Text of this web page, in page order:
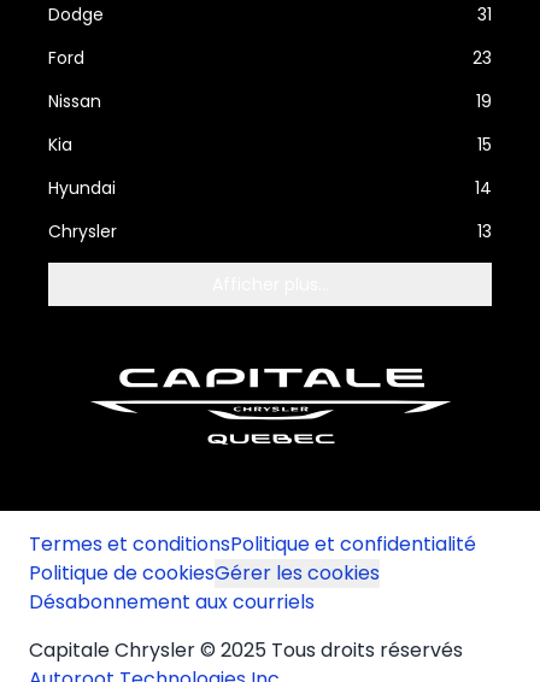
Dodge
31
Ford
23
Nissan
19
Kia
15
Hyundai
14
Chrysler
13
Termes et conditionsPolitique et confidentialité
Politique de cookiesGérer les cookies
Désabonnement aux courriels
Capitale Chrysler © 2025 Tous droits réservés